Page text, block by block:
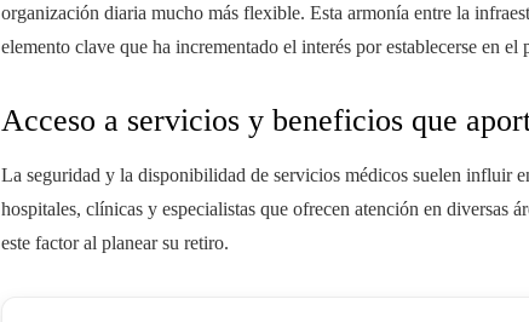
organización diaria mucho más flexible. Esta armonía entre la
elemento clave que ha incrementado el interés por establecerse en
Acceso a servicios y beneficios que
La seguridad y la disponibilidad de servicios médicos suelen influir
hospitales, clínicas y especialistas que ofrecen atención en diversas
este factor al planear su retiro.